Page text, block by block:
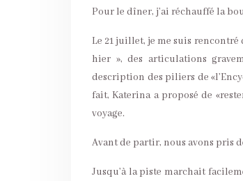
Pour le dîner, j’ai réchauffé la
Le 21 juillet, je me suis rencontré
hier », des articulations
description des piliers de
fait, Katerina a proposé de
voyage.
Avant de partir, nous avons pris
Jusqu’à la piste marchait